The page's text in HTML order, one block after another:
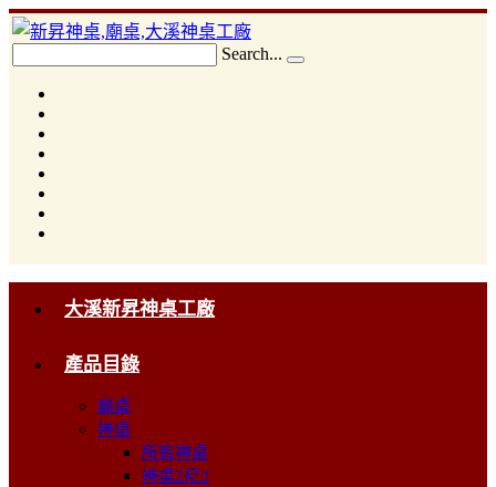
Search...
大溪新昇神桌工廠
產品目錄
廟桌
神桌
所有神桌
神桌2尺2